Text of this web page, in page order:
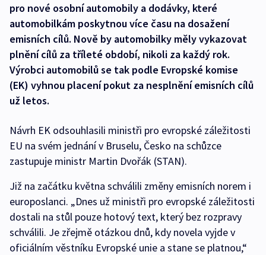
pro nové osobní automobily a dodávky, které
automobilkám poskytnou více času na dosažení
emisních cílů. Nově by automobilky měly vykazovat
plnění cílů za tříleté období, nikoli za každý rok.
Výrobci automobilů se tak podle Evropské komise
(EK) vyhnou placení pokut za nesplnění emisních cílů
už letos.
Návrh EK odsouhlasili ministři pro evropské záležitosti
EU na svém jednání v Bruselu, Česko na schůzce
zastupuje ministr Martin Dvořák (STAN).
Již na začátku května schválili změny emisních norem i
europoslanci. „Dnes už ministři pro evropské záležitosti
dostali na stůl pouze hotový text, který bez rozpravy
schválili. Je zřejmě otázkou dnů, kdy novela vyjde v
oficiálním věstníku Evropské unie a stane se platnou,“